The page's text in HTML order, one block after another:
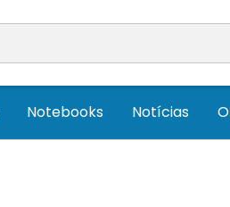
Notebooks Notícias